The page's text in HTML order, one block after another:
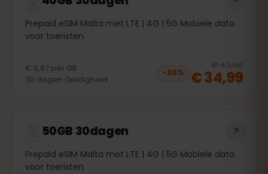
Prepaid eSIM Malta met LTE | 4G | 5G Mobiele data
voor toeristen
€ 0,87 per GB
30 dagen Geldigheid
−20%
€ 43,99
€ 34,99
50GB 30dagen
Prepaid eSIM Malta met LTE | 4G | 5G Mobiele data
voor toeristen